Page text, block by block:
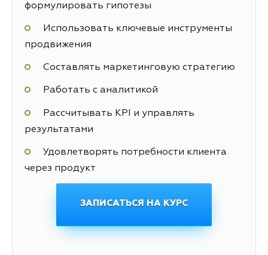
формулировать гипотезы
Использовать ключевые инструменты
продвижения
Составлять маркетинговую стратегию
Работать с аналитикой
Рассчитывать KPI и управлять
результатами
Удовлетворять потребности клиента
через продукт
ЗАПИСАТЬСЯ НА КУРС